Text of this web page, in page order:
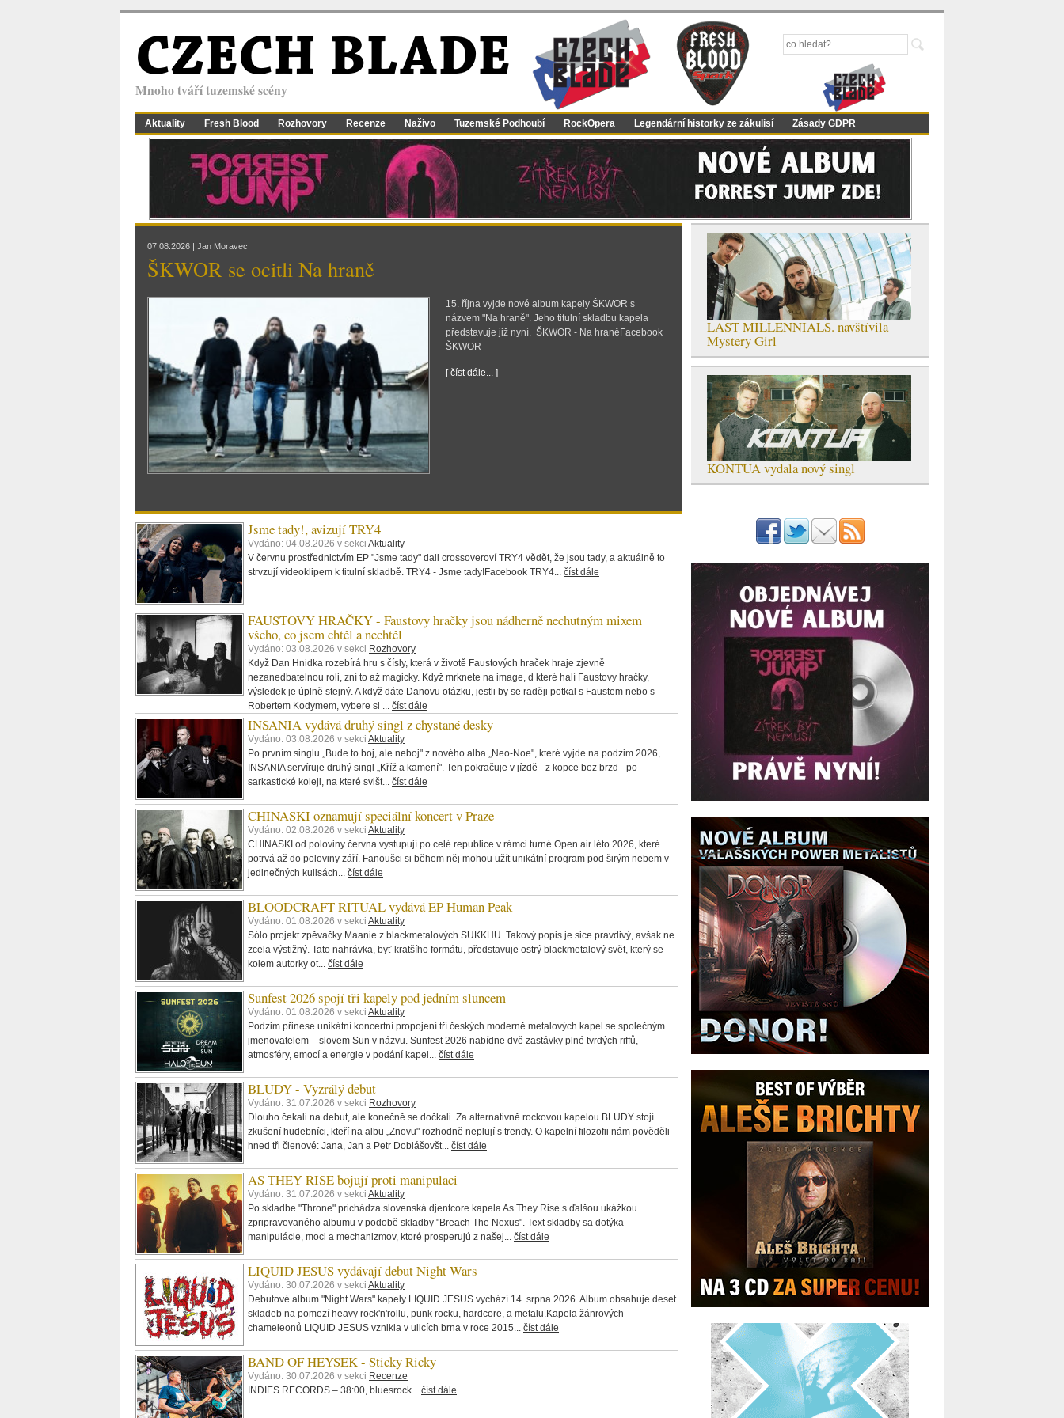
CZECH BLADE
Mnoho tváří tuzemské scény
Aktuality Fresh Blood Rozhovory Recenze Naživo Tuzemské Podhoubí RockOpera Legendární historky ze zákulisí Zásady GDPR
07.08.2026 | Jan Moravec
ŠKWOR se ocitli Na hraně
15. října vyjde nové album kapely ŠKWOR s
názvem "Na hraně". Jeho titulní skladbu kapela
představuje již nyní. ŠKWOR - Na hraněFacebook
ŠKWOR
[ číst dále... ]
LAST MILLENNIALS. navštívila
Mystery Girl
KONTUA vydala nový singl
Jsme tady!, avizují TRY4
Vydáno: 04.08.2026 v sekci Aktuality
V červnu prostřednictvím EP "Jsme tady" dali crossoveroví TRY4 vědět, že jsou tady, a aktuálně to
strvzují videoklipem k titulní skladbě. TRY4 - Jsme tady!Facebook TRY4... číst dále
FAUSTOVY HRAČKY - Faustovy hračky jsou nádherně nechutným mixem
všeho, co jsem chtěl a nechtěl
Vydáno: 03.08.2026 v sekci Rozhovory
Když Dan Hnidka rozebírá hru s čísly, která v životě Faustových hraček hraje zjevně
nezanedbatelnou roli, zní to až magicky. Když mrknete na image, d které halí Faustovy hračky,
výsledek je úplně stejný. A když dáte Danovu otázku, jestli by se raději potkal s Faustem nebo s
Robertem Kodymem, vybere si ... číst dále
INSANIA vydává druhý singl z chystané desky
Vydáno: 03.08.2026 v sekci Aktuality
Po prvním singlu „Bude to boj, ale neboj" z nového alba „Neo-Noe", které vyjde na podzim 2026,
INSANIA servíruje druhý singl „Kříž a kamení". Ten pokračuje v jízdě - z kopce bez brzd - po
sarkastické koleji, na které svišt... číst dále
CHINASKI oznamují speciální koncert v Praze
Vydáno: 02.08.2026 v sekci Aktuality
CHINASKI od poloviny června vystupují po celé republice v rámci turné Open air léto 2026, které
potrvá až do poloviny září. Fanoušci si během něj mohou užít unikátní program pod širým nebem v
jedinečných kulisách... číst dále
BLOODCRAFT RITUAL vydává EP Human Peak
Vydáno: 01.08.2026 v sekci Aktuality
Sólo projekt zpěvačky Maanie z blackmetalových SUKKHU. Takový popis je sice pravdivý, avšak ne
zcela výstižný. Tato nahrávka, byť kratšího formátu, představuje ostrý blackmetalový svět, který se
kolem autorky ot... číst dále
Sunfest 2026 spojí tři kapely pod jedním sluncem
Vydáno: 01.08.2026 v sekci Aktuality
Podzim přinese unikátní koncertní propojení tří českých moderně metalových kapel se společným
jmenovatelem – slovem Sun v názvu. Sunfest 2026 nabídne dvě zastávky plné tvrdých riffů,
atmosféry, emocí a energie v podání kapel... číst dále
BLUDY - Vyzrálý debut
Vydáno: 31.07.2026 v sekci Rozhovory
Dlouho čekali na debut, ale konečně se dočkali. Za alternativně rockovou kapelou BLUDY stojí
zkušení hudebníci, kteří na albu „Znovu" rozhodně neplují s trendy. O kapelní filozofii nám pověděli
hned tři členové: Jana, Jan a Petr Dobiášovšt... číst dále
AS THEY RISE bojují proti manipulaci
Vydáno: 31.07.2026 v sekci Aktuality
Po skladbe "Throne" prichádza slovenská djentcore kapela As They Rise s ďalšou ukážkou
zpripravovaného albumu v podobě skladby "Breach The Nexus". Text skladby sa dotýka
manipulácie, moci a mechanizmov, ktoré prosperujú z našej... číst dále
LIQUID JESUS vydávají debut Night Wars
Vydáno: 30.07.2026 v sekci Aktuality
Debutové album "Night Wars" kapely LIQUID JESUS vychází 14. srpna 2026. Album obsahuje deset
skladeb na pomezí heavy rock'n'rollu, punk rocku, hardcore, a metalu.Kapela žánrových
chameleonů LIQUID JESUS vznikla v ulicích brna v roce 2015... číst dále
BAND OF HEYSEK - Sticky Ricky
Vydáno: 30.07.2026 v sekci Recenze
INDIES RECORDS – 38:00, bluesrock... číst dále